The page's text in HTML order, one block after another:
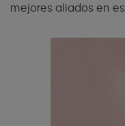
mejores aliados en